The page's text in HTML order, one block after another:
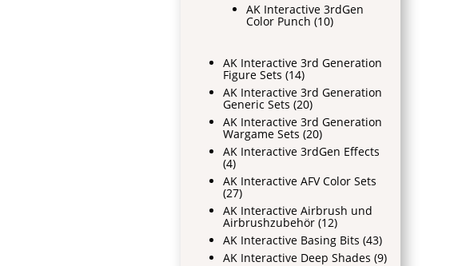
AK Interactive 3rdGen
Color Punch (10)
AK Interactive 3rd Generation
Figure Sets (14)
AK Interactive 3rd Generation
Generic Sets (20)
AK Interactive 3rd Generation
Wargame Sets (20)
AK Interactive 3rdGen Effects
(4)
AK Interactive AFV Color Sets
(27)
AK Interactive Airbrush und
Airbrushzubehör (12)
AK Interactive Basing Bits (43)
AK Interactive Deep Shades (9)